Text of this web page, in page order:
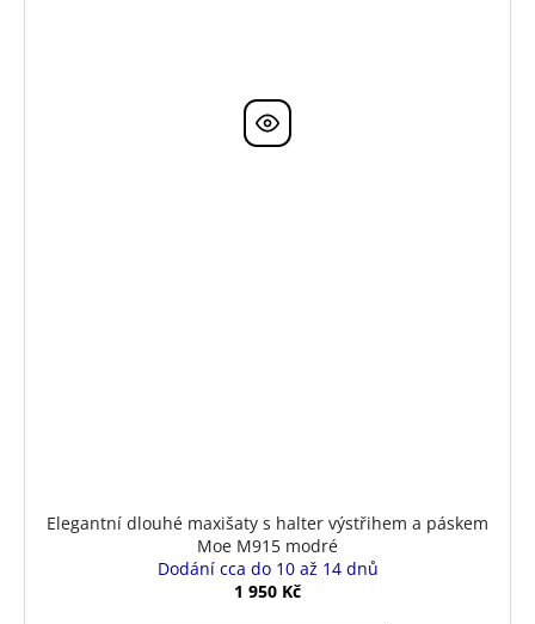
Elegantní dlouhé maxišaty s halter výstřihem a páskem
Moe M915 modré
Dodání cca do 10 až 14 dnů
1 950 Kč